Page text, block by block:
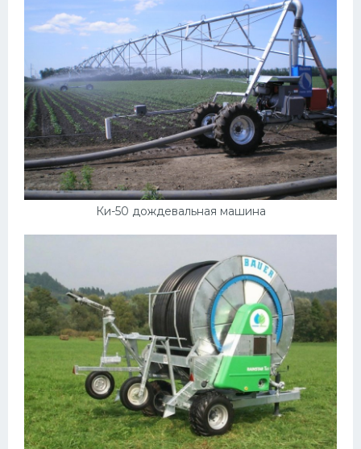
Ки-50 дождевальная машина